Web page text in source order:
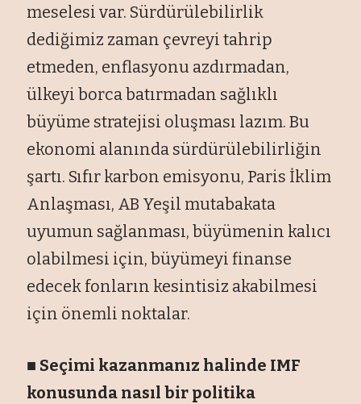
meselesi var. Sürdürülebilirlik
dediğimiz zaman çevreyi tahrip
etmeden, enflasyonu azdırmadan,
ülkeyi borca batırmadan sağlıklı
büyüme stratejisi oluşması lazım. Bu
ekonomi alanında sürdürülebilirliğin
şartı. Sıfır karbon emisyonu, Paris İklim
Anlaşması, AB Yeşil mutabakata
uyumun sağlanması, büyümenin kalıcı
olabilmesi için, büyümeyi finanse
edecek fonların kesintisiz akabilmesi
için önemli noktalar.
■ Seçimi kazanmanız halinde IMF
konusunda nasıl bir politika